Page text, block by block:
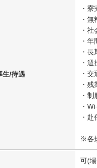
生/待遇
・寮
・
・
・
・
・
・
・
・
・
・
※各
可(